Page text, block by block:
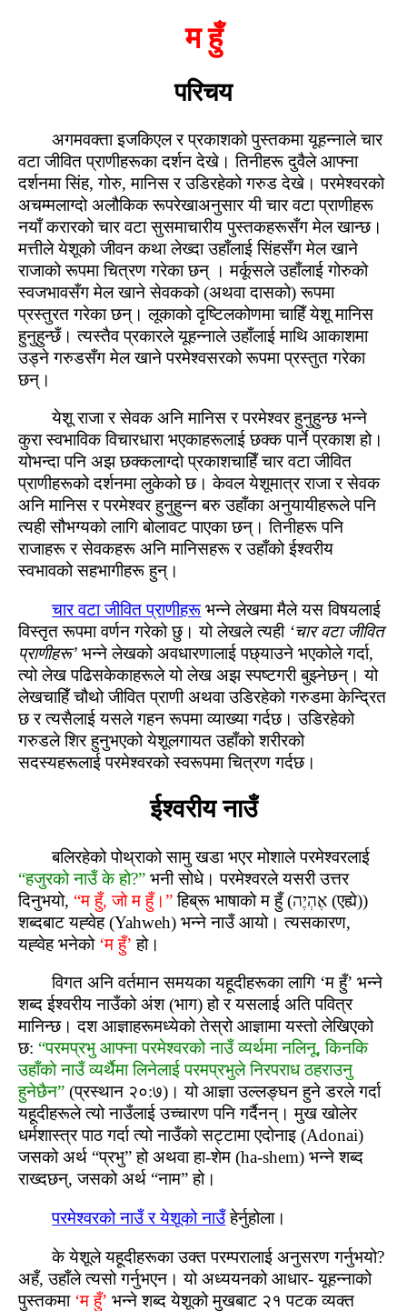
म हुँ
परिचय
अगमवक्ता इजकिएल र प्रकाशको पुस्‍तकमा यूहन्नाले चार
वटा जीवित प्राणीहरूका दर्शन देखे। तिनीहरू दुवैले आफ्‍ना
दर्शनमा सिंह, गोरु, मानिस र उडिरहेको गरुड देखे। परमेश्‍वरको
अचम्मलाग्‍दो अलौकिक रूपरेखाअनुसार यी चार वटा प्राणीहरू
नयाँ करारको चार वटा सुसमाचारीय पुस्‍तकहरूसँग मेल खान्‍छ।
मत्तीले येशूको जीवन कथा लेख्दा उहाँलाई सिंहसँग मेल खाने
राजाको रूपमा चित्रण गरेका छन् । मर्कूसले उहाँलाई गोरुको
स्वजभावसँग मेल खाने सेवकको (अथवा दासको) रूपमा
प्रस्तुरत गरेका छन्। लूकाको दृष्टिलकोणमा चाहिँ येशू मानिस
हुनुहुन्छँ। त्यस्तैव प्रकारले यूहन्नाले उहाँलाई माथि आकाशमा
उड्ने गरुडसँग मेल खाने परमेश्वसरको रूपमा प्रस्तुत गरेका
छन्।
येशू राजा र सेवक अनि मानिस र परमेश्‍वर हुनुहुन्‍छ भन्ने
कुरा स्‍वभाविक विचारधारा भएकाहरूलाई छक्क पार्ने प्रकाश हो।
योभन्‍दा पनि अझ छक्कलाग्‍दो प्रकाशचाहिँ चार वटा जीवित
प्राणीहरूको दर्शनमा लुकेको छ। केवल येशूमात्र राजा र सेवक
अनि मानिस र परमेश्‍वर हुनुहुन्‍न बरु उहाँका अनुयायीहरूले पनि
त्यही सौभग्यको लागि बोलावट पाएका छन्। तिनीहरू पनि
राजाहरू र सेवकहरू अनि मानिसहरू र उहाँको ईश्‍वरीय
स्‍वभावको सहभागीहरू हुन्।
चार वटा जीवित प्राणीहरू भन्ने लेखमा मैले यस विषयलाई
विस्‍तृत रूपमा वर्णन गरेको छु। यो लेखले त्यही ‘चार वटा जीवित
प्राणीहरू’ भन्ने लेखको अवधारणालाई पछ्याउने भएकोले गर्दा,
त्यो लेख पढिसकेकाहरूले यो लेख अझ स्पष्टगरी बुझ्नेछन्। यो
लेखचाहिँ चौथो जीवित प्राणी अथवा उडिरहेको गरुडमा केन्‍द्रित
छ र त्यसैलाई यसले गहन रूपमा व्याख्या गर्दछ। उडिरहेको
गरुडले शिर हुनुभएको येशूलगायत उहाँको शरीरको
सदस्यहरूलाई परमेश्‍वरको स्‍वरूपमा चित्रण गर्दछ।
ईश्‍वरीय नाउँ
बलिरहेको पोथ्राको सामु खडा भएर मोशाले परमेश्‍वरलाई
“हजुरको नाउँ के हो?” भनी सोधे। परमेश्‍वरले यसरी उत्तर
दिनुभयो, “म हुँ, जो म हुँ।”हिब्रू भाषाको म हुँ (אֶהְיֶה (एह्ये))
शब्‍दबाट यह्‍वेह (Yahweh) भन्ने नाउँ आयो। त्यसकारण,
यह्‍वेह भनेको ‘म हुँ’ हो।
विगत अनि वर्तमान समयका यहूदीहरूका लागि ‘म हुँ’ भन्ने
शब्‍द ईश्‍वरीय नाउँको अंश (भाग) हो र यसलाई अति पवित्र
मानिन्‍छ। दश आज्ञाहरूमध्येको तेस्रो आज्ञामा यस्‍तो लेखिएको
छ: “परमप्रभु आफ्‍ना परमेश्‍वरको नाउँ व्यर्थमा नलिनू, किनकि
उहाँको नाउँ व्यर्थैमा लिनेलाई परमप्रभुले निरपराध ठहराउनु
हुनेछैन” (प्रस्‍थान २०:७)। यो आज्ञा उल्लङ्घन हुने डरले गर्दा
यहूदीहरूले त्यो नाउँलाई उच्चारण पनि गर्दैनन्। मुख खोलेर
धर्मशास्‍त्र पाठ गर्दा त्यो नाउँको सट्टामा एदोनाइ (Adonai)
जसको अर्थ “प्रभु” हो अथवा हा-शेम (ha-shem) भन्ने शब्‍द
राख्‍दछन्, जसको अर्थ “नाम” हो।
परमेश्‍वरको नाउँ र येशूको नाउँहेर्नुहोला।
के येशूले यहूदीहरूका उक्त परम्‍परालाई अनुसरण गर्नुभयो?
अहँ, उहाँले त्यसो गर्नुभएन। यो अध्ययनको आधार- यूहन्नाको
पुस्‍तकमा ‘म हुँ’ भन्ने शब्‍द येशूको मुखबाट २१ पटक व्यक्त